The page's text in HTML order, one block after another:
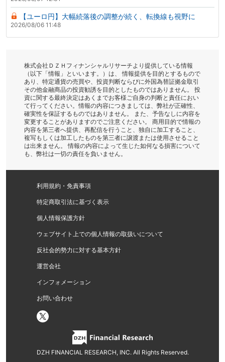
【ユーロ円】大幅続落後の調整が続く、転換線も視野に
2026/08/06 11:48
株式会社ＤＺＨフィナンシャルリサーチより提供している情報
（以下「情報」といいます。）は、 情報提供を目的とするもので
あり、特定通貨の売買や、投資判断ならびに外国為替証拠金取引
その他金融商品の投資勧誘を目的としたものではありません。 投
資に関する最終決定はあくまでお客様ご自身の判断と責任におい
て行ってください。情報の内容につきましては、弊社が正確性、
確実性を保証するものではありません。 また、予告なしに内容を
変更することがありますのでご注意ください。 商用目的で情報の
内容を第三者へ提供、再配信を行うこと、独自に加工すること、
複写もしくは加工したものを第三者に譲渡または使用させること
は出来ません。 情報の内容によって生じた如何なる損害について
も、弊社は一切の責任を負いません。
利用規約・免責事項
特定商取引法に基づく表示
個人情報保護方針
ウェブサイト上での個人情報の取扱いについて
反社会的勢力に対する基本方針
運営会社
インフォメーション
お問い合わせ
DZH FINANCIAL RESEARCH, INC. All Rights Reserved.